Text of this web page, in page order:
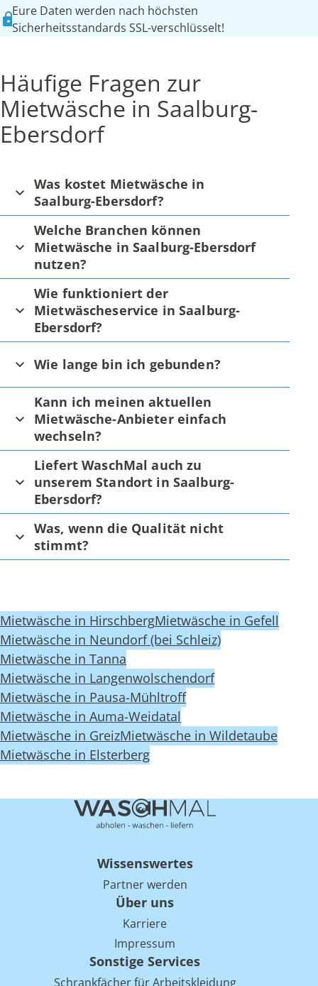
Eure Daten werden nach höchsten
Sicherheitsstandards SSL-verschlüsselt!
Häufige Fragen zur
Mietwäsche in Saalburg-
Ebersdorf
Was kostet Mietwäsche in
Saalburg-Ebersdorf?
Welche Branchen können
Mietwäsche in Saalburg-Ebersdorf
nutzen?
Wie funktioniert der
Mietwäscheservice in Saalburg-
Ebersdorf?
Wie lange bin ich gebunden?
Kann ich meinen aktuellen
Mietwäsche-Anbieter einfach
wechseln?
Liefert WaschMal auch zu
unserem Standort in Saalburg-
Ebersdorf?
Was, wenn die Qualität nicht
stimmt?
Mietwäsche in HirschbergMietwäsche in Gefell
Mietwäsche in Neundorf (bei Schleiz)
Mietwäsche in Tanna
Mietwäsche in Langenwolschendorf
Mietwäsche in Pausa-Mühltroff
Mietwäsche in Auma-Weidatal
Mietwäsche in GreizMietwäsche in Wildetaube
Mietwäsche in Elsterberg
Wissenswertes
Partner werden
Über uns
Karriere
Impressum
Sonstige Services
Schrankfächer für Arbeitskleidung